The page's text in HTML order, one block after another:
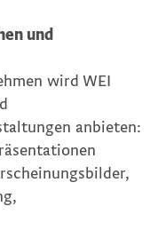
und
wird WEI
anbieten: